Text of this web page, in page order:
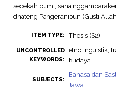
sedekah bumi, saha
dhateng Pangeranipun (Gusti
ITEM TYPE: Thesis (S2)
UNCONTROLLED
KEYWORDS:
etnolinguistik,
budaya
SUBJECTS:
Bahasa dan
Jawa